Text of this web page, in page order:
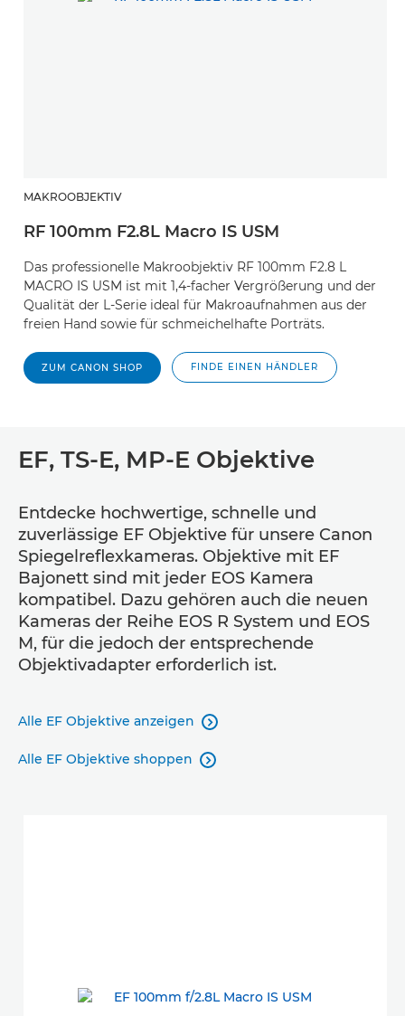
MAKROOBJEKTIV
RF 100mm F2.8L Macro IS USM
Das professionelle Makroobjektiv RF 100mm F2.8 L
MACRO IS USM ist mit 1,4-facher Vergrößerung und der
Qualität der L-Serie ideal für Makroaufnahmen aus der
freien Hand sowie für schmeichelhafte Porträts.
ZUM CANON SHOP FINDE EINEN HÄNDLER
EF, TS-E, MP-E Objektive
Entdecke hochwertige, schnelle und
zuverlässige EF Objektive für unsere Canon
Spiegelreflexkameras. Objektive mit EF
Bajonett sind mit jeder EOS Kamera
kompatibel. Dazu gehören auch die neuen
Kameras der Reihe EOS R System und EOS
M, für die jedoch der entsprechende
Objektivadapter erforderlich ist.
Alle EF Objektive anzeigen 
Alle EF Objektive shoppen 